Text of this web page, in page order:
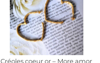
Créoles coeur or – More amor